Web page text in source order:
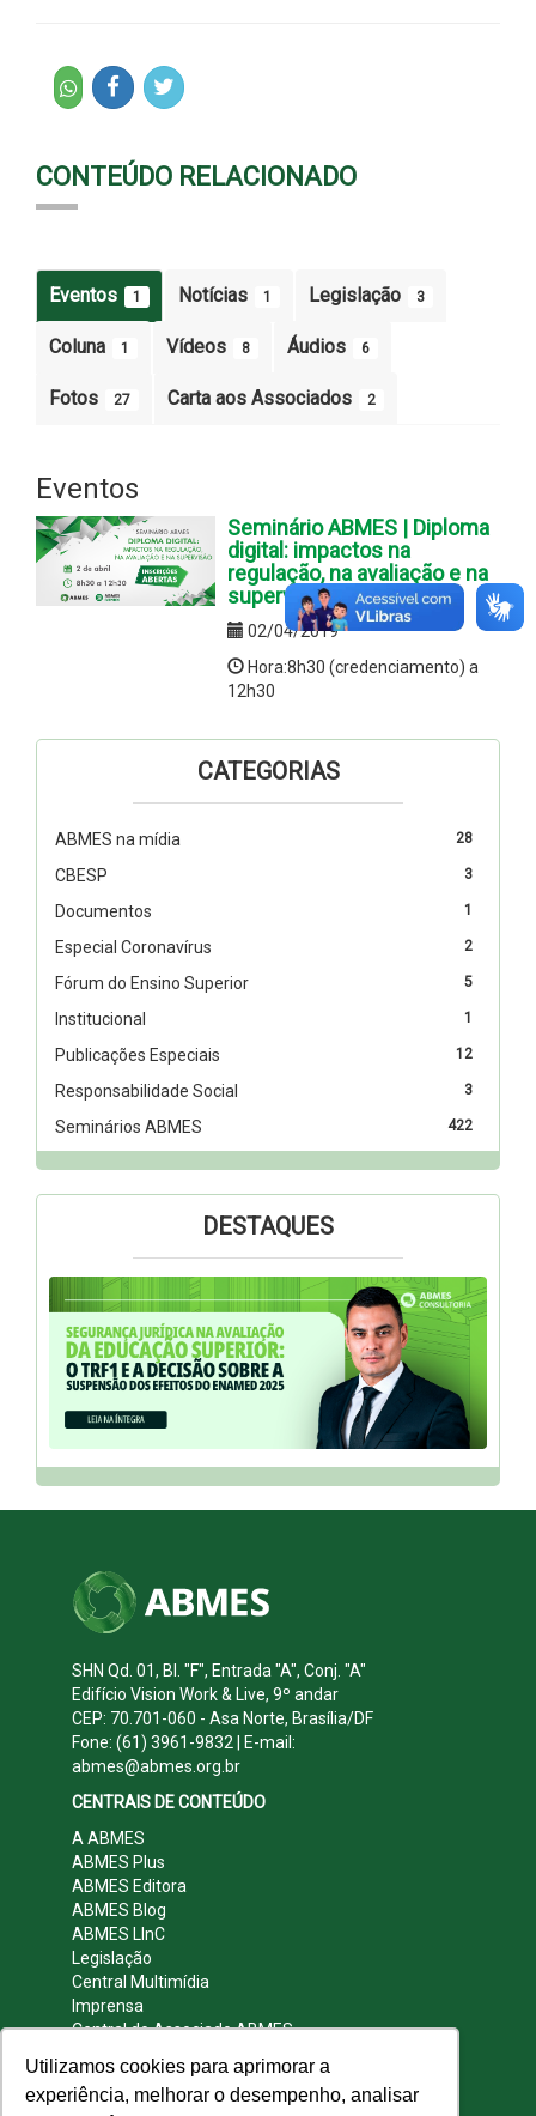
Utilizamos cookies para aprimorar a
experiência, melhorar o desempenho, analisar
CONTEÚDO RELACIONADO
Eventos 1 Notícias 1 Legislação 3
Coluna 1 Vídeos 8 Áudios 6
Fotos 27 Carta aos Associados 2
Eventos
Seminário ABMES | Diploma
digital: impactos na
regulação, na avaliação e na
supervisão
02/04/2019
Hora:8h30 (credenciamento) a
12h30
CATEGORIAS
28
ABMES na mídia
3
CBESP
1
Documentos
2
Especial Coronavírus
5
Fórum do Ensino Superior
1
Institucional
12
Publicações Especiais
3
Responsabilidade Social
422
Seminários ABMES
DESTAQUES
SHN Qd. 01, Bl. "F", Entrada "A", Conj. "A"
Edifício Vision Work & Live, 9º andar
CEP: 70.701-060 - Asa Norte, Brasília/DF
Fone: (61) 3961-9832 | E-mail:
abmes@abmes.org.br
CENTRAIS DE CONTEÚDO
A ABMES
ABMES Plus
ABMES Editora
ABMES Blog
ABMES LInC
Legislação
Central Multimídia
Imprensa
Central do Associado ABMES
REDES SOCIAIS